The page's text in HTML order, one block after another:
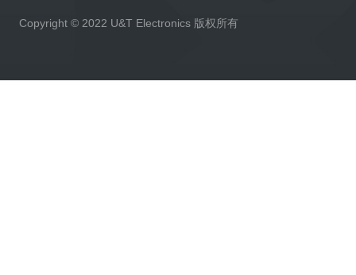
Copyright © 2022 U&T Electronics 版权所有